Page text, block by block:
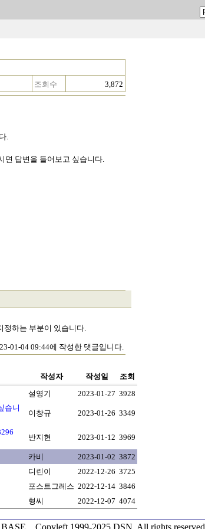
조회수 3,872
.
면 답변을 들어보고 싶습니다.
정하는 부분이 있습니다.
01-04 09:44에 작성한 댓글입니다.
작성자 작성일
조회
설영기 2023-01-27 3928
습니
이창규 2023-01-26 3349
반지현 2023-01-12 3969
카비 2023-01-02 3872
디린이 2022-12-26 3725
포스트그레스 2022-12-14 3846
형씨 2022-12-07 4074
Copyleft 1999-2025 DSN, All rights reserved.